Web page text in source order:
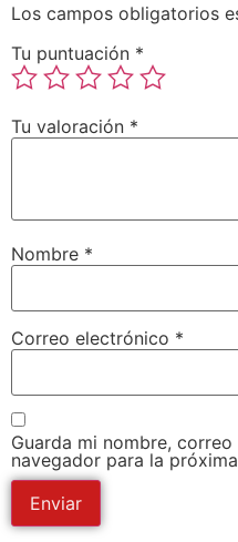
Los campos obligatorios
Tu puntuación *
Tu valoración *
Nombre *
Correo electrónico *
Guarda mi nombre,
navegador para la